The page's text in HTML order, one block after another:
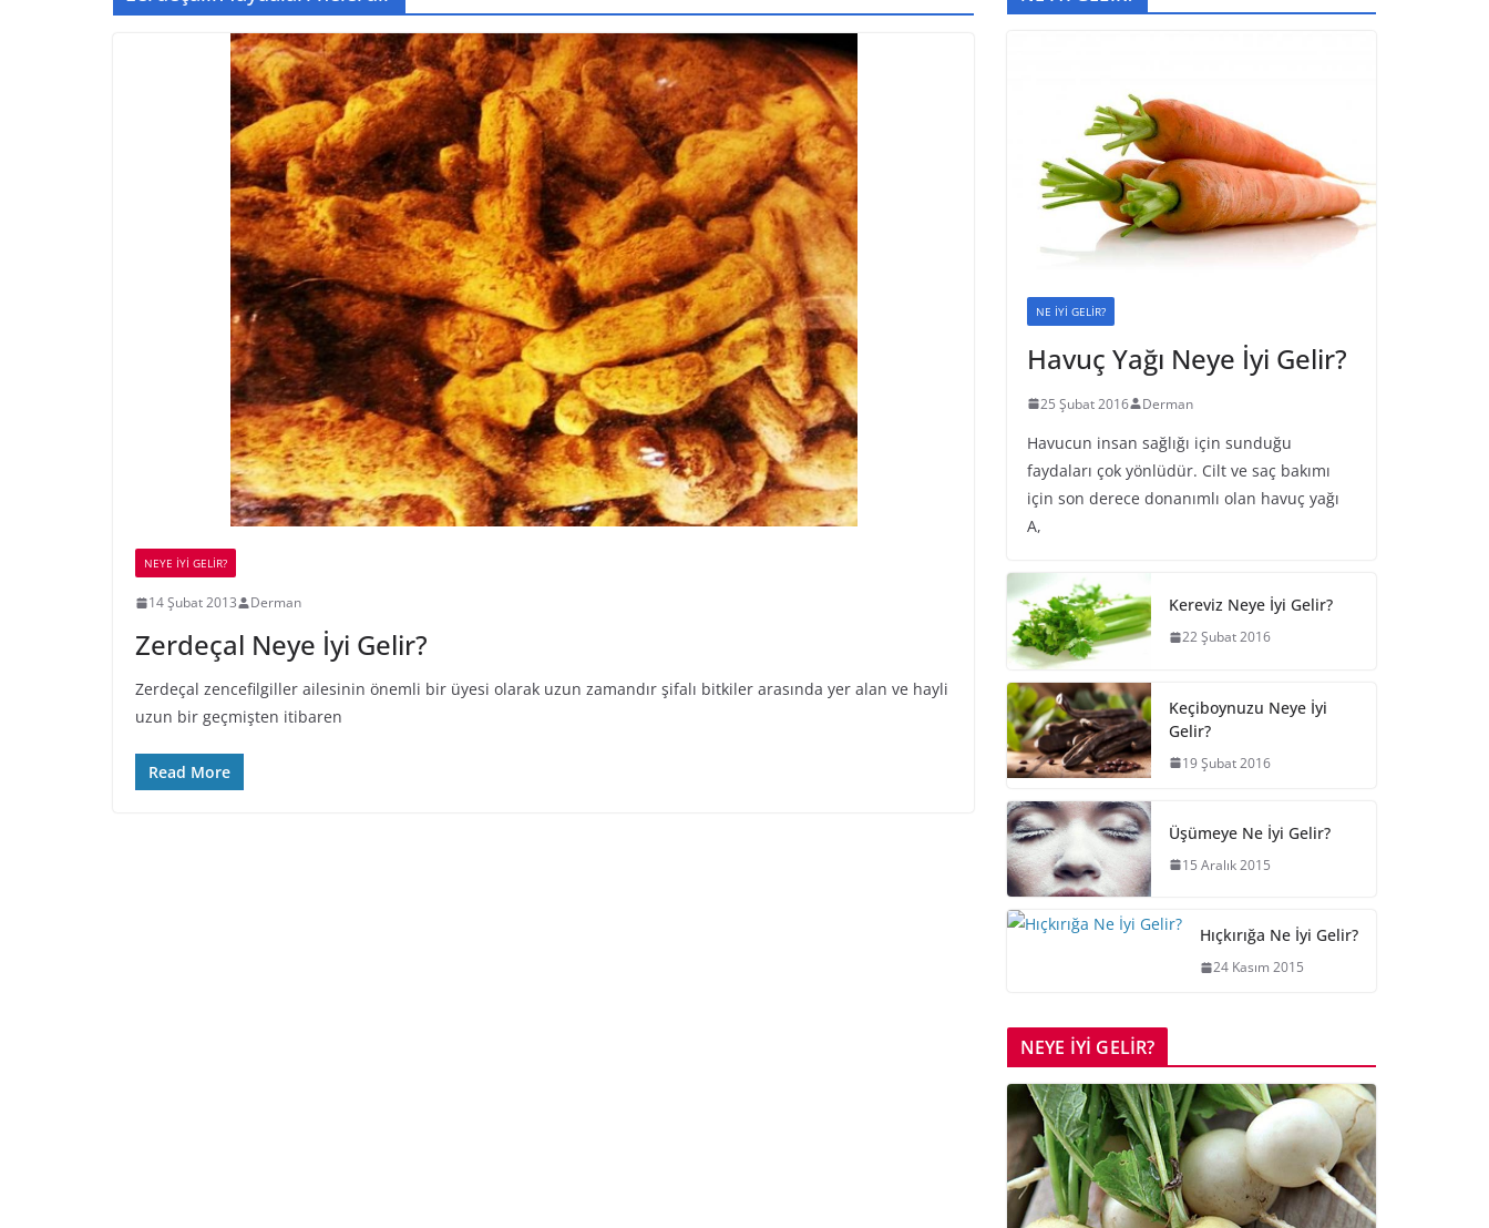
NEYE İYİ GELİR?
14 Şubat 2013 Derman
Zerdeçal Neye İyi Gelir?
Zerdeçal zencefilgiller ailesinin önemli bir üyesi olarak uzun zamandır şifalı bitkiler arasında yer alan ve hayli
uzun bir geçmişten itibaren
Read More
NE İYİ GELİR?
Havuç Yağı Neye İyi Gelir?
25 Şubat 2016 Derman
Havucun insan sağlığı için sunduğu
faydaları çok yönlüdür. Cilt ve saç bakımı
için son derece donanımlı olan havuç yağı
A,
Kereviz Neye İyi Gelir?
22 Şubat 2016
Keçiboynuzu Neye İyi
Gelir?
19 Şubat 2016
Üşümeye Ne İyi Gelir?
15 Aralık 2015
Hıçkırığa Ne İyi Gelir?
24 Kasım 2015
NEYE İYİ GELİR?